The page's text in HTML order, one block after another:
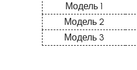
Модель 1
Модель 2
Модель 3